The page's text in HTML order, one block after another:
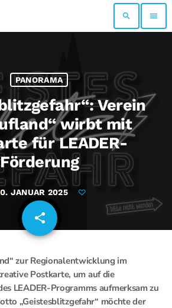
search menu
PANORAMA
Verein
wirbt mit
für LEADER-
Förderung
JANUAR 2025
share
email
zur Regionalentwicklung im
Postkarte, um auf die
LEADER-Programms aufmerksam zu
„Geistesblitzgefahr“ möchte der